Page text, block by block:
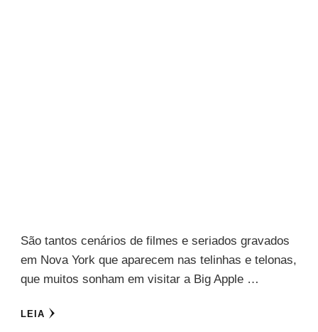
São tantos cenários de filmes e seriados gravados
em Nova York que aparecem nas telinhas e telonas,
que muitos sonham em visitar a Big Apple …
LEIA